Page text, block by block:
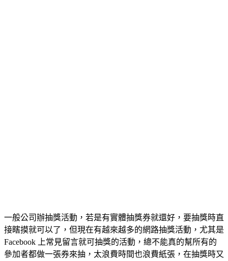
一般公司辦抽獎活動，若是有實體抽獎券就還好，要抽獎時直
接瞎摸就可以了，但現在有越來越多的網路抽獎活動，尤其是
Facebook 上常見留言就可抽獎的活動，總不能真的幫所有的
參加者都做一張券來抽，太浪費時間也浪費紙張，在抽獎時又